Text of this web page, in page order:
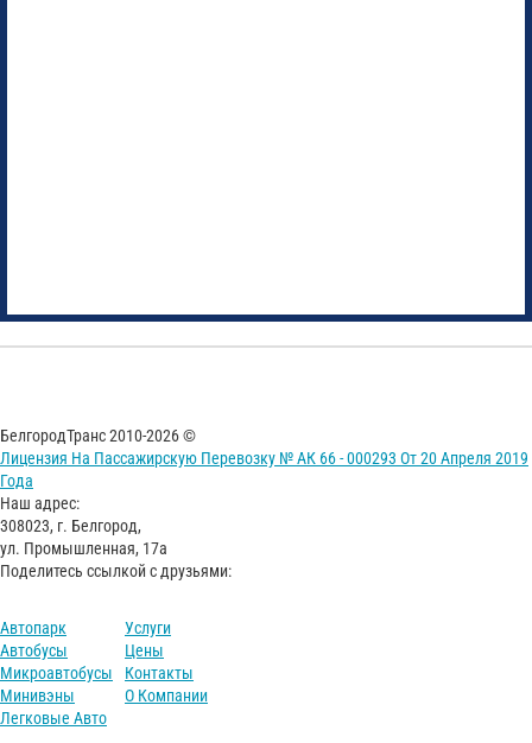
БелгородТранс 2010-2026 ©
Лицензия На Пассажирскую Перевозку № АК 66 - 000293 От 20 Апреля 2019
Года
Наш адрес:
308023, г. Белгород,
ул. Промышленная, 17а
Поделитесь ссылкой с друзьями:
Автопарк
Автобусы
Микроавтобусы
Минивэны
Легковые Авто
Услуги
Цены
Контакты
О Компании